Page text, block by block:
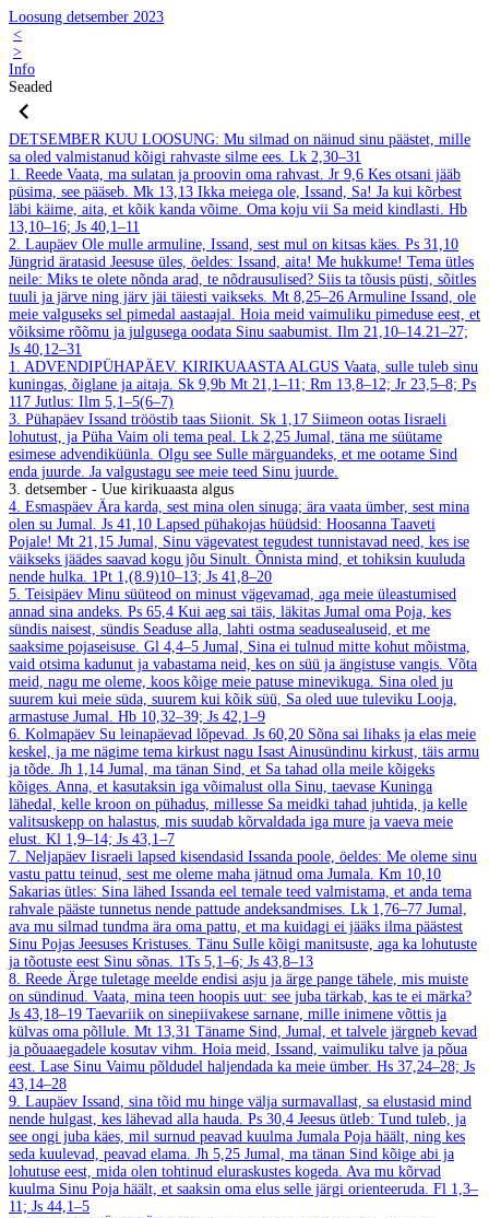
Loosung detsember 2023
<
>
Info
Seaded
DETSEMBER KUU LOOSUNG: Mu silmad on näinud sinu päästet, mille
sa oled valmistanud kõigi rahvaste silme ees. Lk 2,30–31
1. Reede Vaata, ma sulatan ja proovin oma rahvast. Jr 9,6 Kes otsani jääb
püsima, see pääseb. Mk 13,13 Ikka meiega ole, Issand, Sa! Ja kui kõrbest
läbi käime, aita, et kõik kanda võime. Oma koju vii Sa meid kindlasti. Hb
13,10–16; Js 40,1–11
2. Laupäev Ole mulle armuline, Issand, sest mul on kitsas käes. Ps 31,10
Jüngrid äratasid Jeesuse üles, öeldes: Issand, aita! Me hukkume! Tema ütles
neile: Miks te olete nõnda arad, te nõdrausulised? Siis ta tõusis püsti, sõitles
tuuli ja järve ning järv jäi täiesti vaikseks. Mt 8,25–26 Armuline Issand, ole
meie valguseks sel pimedal aastaajal. Hoia meid vaimuliku pimeduse eest, et
võiksime rõõmu ja julgusega oodata Sinu saabumist. Ilm 21,10–14.21–27;
Js 40,12–31
1. ADVENDIPÜHAPÄEV. KIRIKUAASTA ALGUS Vaata, sulle tuleb sinu
kuningas, õiglane ja aitaja. Sk 9,9b Mt 21,1–11; Rm 13,8–12; Jr 23,5–8; Ps
117 Jutlus: Ilm 5,1–5(6–7)
3. Pühapäev Issand trööstib taas Siionit. Sk 1,17 Siimeon ootas Iisraeli
lohutust, ja Püha Vaim oli tema peal. Lk 2,25 Jumal, täna me süütame
esimese advendiküünla. Olgu see Sulle märguandeks, et me ootame Sind
enda juurde. Ja valgustagu see meie teed Sinu juurde.
3. detsember - Uue kirikuaasta algus
4. Esmaspäev Ära karda, sest mina olen sinuga; ära vaata ümber, sest mina
olen su Jumal. Js 41,10 Lapsed pühakojas hüüdsid: Hoosanna Taaveti
Pojale! Mt 21,15 Jumal, Sinu vägevatest tegudest tunnistavad need, kes ise
väikseks jäädes saavad kogu jõu Sinult. Õnnista mind, et tohiksin kuuluda
nende hulka. 1Pt 1,(8.9)10–13; Js 41,8–20
5. Teisipäev Minu süüteod on minust vägevamad, aga meie üleastumised
annad sina andeks. Ps 65,4 Kui aeg sai täis, läkitas Jumal oma Poja, kes
sündis naisest, sündis Seaduse alla, lahti ostma seadusealuseid, et me
saaksime pojaseisuse. Gl 4,4–5 Jumal, Sina ei tulnud mitte kohut mõistma,
vaid otsima kadunut ja vabastama neid, kes on süü ja ängistuse vangis. Võta
meid, nagu me oleme, koos kõige meie patuse minevikuga. Sina oled ju
suurem kui meie süda, suurem kui kõik süü, Sa oled uue tuleviku Looja,
armastuse Jumal. Hb 10,32–39; Js 42,1–9
6. Kolmapäev Su leinapäevad lõpevad. Js 60,20 Sõna sai lihaks ja elas meie
keskel, ja me nägime tema kirkust nagu Isast Ainusündinu kirkust, täis armu
ja tõde. Jh 1,14 Jumal, ma tänan Sind, et Sa tahad olla meile kõigeks
kõiges. Anna, et kasutaksin iga võimalust olla Sinu, taevase Kuninga
lähedal, kelle kroon on pühadus, millesse Sa meidki tahad juhtida, ja kelle
valitsuskepp on halastus, mis suudab kõrvaldada iga mure ja vaeva meie
elust. Kl 1,9–14; Js 43,1–7
7. Neljapäev Iisraeli lapsed kisendasid Issanda poole, öeldes: Me oleme sinu
vastu pattu teinud, sest me oleme maha jätnud oma Jumala. Km 10,10
Sakarias ütles: Sina lähed Issanda eel temale teed valmistama, et anda tema
rahvale pääste tunnetus nende pattude andeksandmises. Lk 1,76–77 Jumal,
ava mu silmad tundma ära oma pattu, et ma kuidagi ei jääks ilma päästest
Sinu Pojas Jeesuses Kristuses. Tänu Sulle kõigi manitsuste, aga ka lohutuste
ja tõotuste eest Sinu sõnas. 1Ts 5,1–6; Js 43,8–13
8. Reede Ärge tuletage meelde endisi asju ja ärge pange tähele, mis muiste
on sündinud. Vaata, mina teen hoopis uut: see juba tärkab, kas te ei märka?
Js 43,18–19 Taevariik on sinepiivakese sarnane, mille inimene võttis ja
külvas oma põllule. Mt 13,31 Täname Sind, Jumal, et talvele järgneb kevad
ja põuaaegadele kosutav vihm. Hoia meid, Issand, vaimuliku talve ja põua
eest. Lase Sinu Vaimu põldudel haljendada ka meie ümber. Hs 37,24–28; Js
43,14–28
9. Laupäev Issand, sina tõid mu hinge välja surmavallast, sa elustasid mind
nende hulgast, kes lähevad alla hauda. Ps 30,4 Jeesus ütleb: Tund tuleb, ja
see ongi juba käes, mil surnud peavad kuulma Jumala Poja häält, ning kes
seda kuulevad, peavad elama. Jh 5,25 Jumal, ma tänan Sind kõige abi ja
lohutuse eest, mida olen tohtinud eluraskustes kogeda. Ava mu kõrvad
kuulma Sinu Poja häält, et saaksin oma elus selle järgi orienteeruda. Fl 1,3–
11; Js 44,1–5